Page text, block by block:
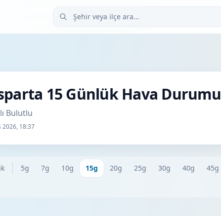
Şehir veya ilçe ara
15 Günlük Hava Durumu
Bulutlu
2026, 18:37
5g 7g 10g 15g 20g 25g 30g 40g 45g